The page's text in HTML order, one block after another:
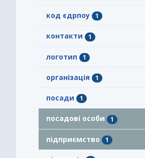
код єдрпоу 1
контакти 1
логотип 1
організація 1
посади 1
посадові особи 1
підприємство 1